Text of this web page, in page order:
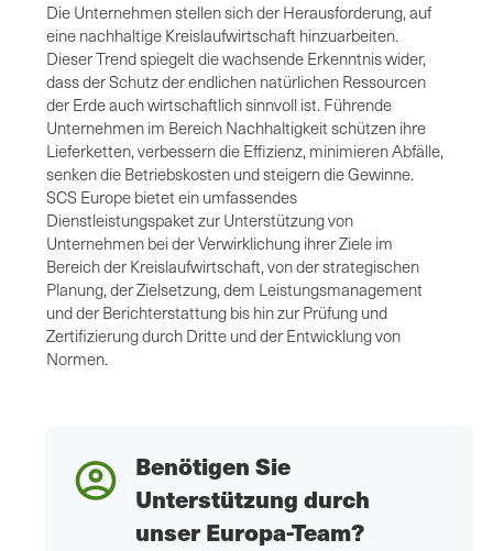
Die Unternehmen stellen sich der Herausforderung, auf
eine nachhaltige Kreislaufwirtschaft hinzuarbeiten.
Dieser Trend spiegelt die wachsende Erkenntnis wider,
dass der Schutz der endlichen natürlichen Ressourcen
der Erde auch wirtschaftlich sinnvoll ist. Führende
Unternehmen im Bereich Nachhaltigkeit schützen ihre
Lieferketten, verbessern die Effizienz, minimieren Abfälle,
senken die Betriebskosten und steigern die Gewinne.
SCS Europe bietet ein umfassendes
Dienstleistungspaket zur Unterstützung von
Unternehmen bei der Verwirklichung ihrer Ziele im
Bereich der Kreislaufwirtschaft, von der strategischen
Planung, der Zielsetzung, dem Leistungsmanagement
und der Berichterstattung bis hin zur Prüfung und
Zertifizierung durch Dritte und der Entwicklung von
Normen.
Benötigen Sie
Unterstützung durch
unser Europa-Team?